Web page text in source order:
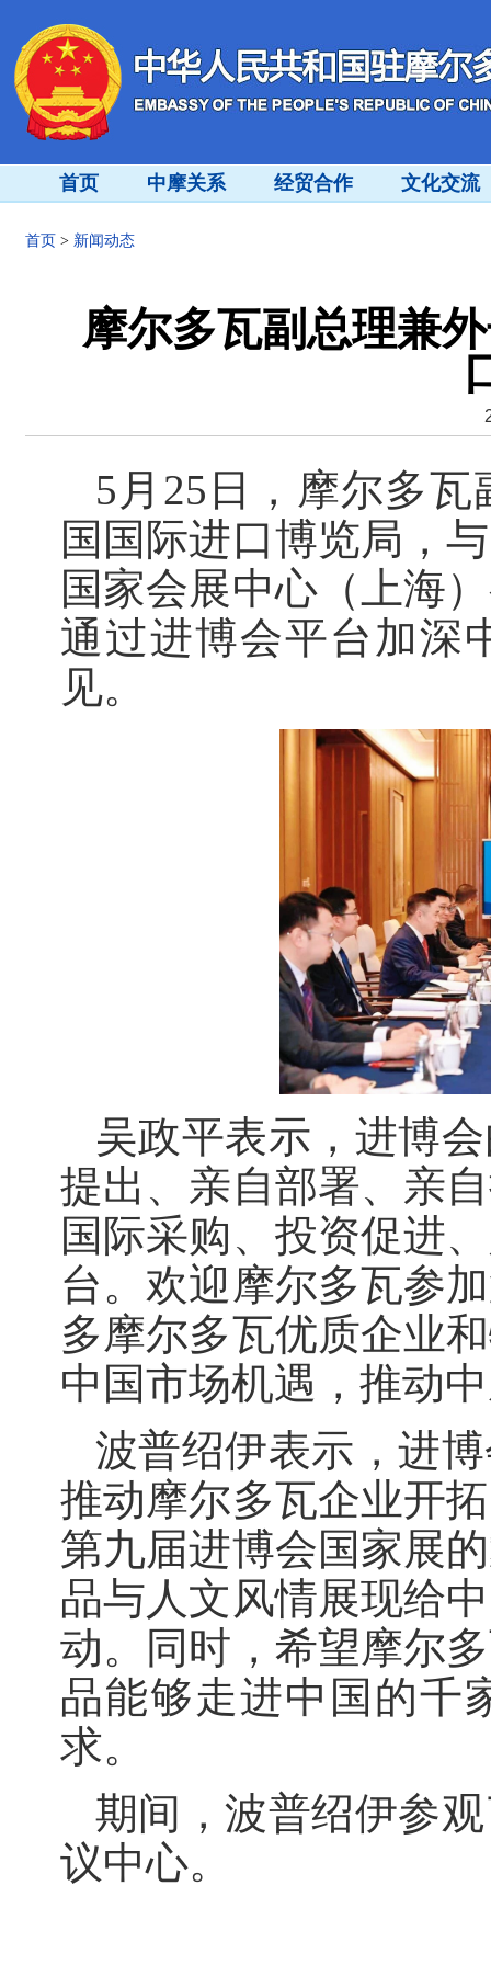
首页 中摩关系 经贸合作 文化交流
首页 > 新闻动态
摩尔多瓦副总理兼
5月25日，摩尔多
国国际进口博览局，
国家会展中心（上海
通过进博会平台加深
见。
吴政平表示，进博
提出、亲自部署、亲
国际采购、投资促进
台。欢迎摩尔多瓦参
多摩尔多瓦优质企业
中国市场机遇，推动
波普绍伊表示，进
推动摩尔多瓦企业开
第九届进博会国家展
品与人文风情展现给
动。同时，希望摩尔
品能够走进中国的千
求。
期间，波普绍伊参
议中心。